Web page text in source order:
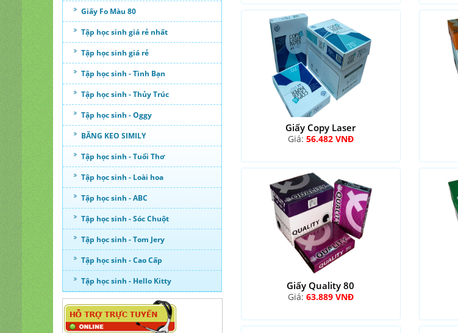
Giấy Fo Màu 80
Tập học sinh giá rẻ nhất
Tập học sinh giá rẻ
Tập học sinh - Tình Bạn
Tập học sinh - Thủy Trúc
Tập học sinh - Oggy
BĂNG KEO SIMILY
Tập học sinh - Tuổi Thơ
Tập học sinh - Loài hoa
Tập học sinh - ABC
Tập học sinh - Sóc Chuột
Tập học sinh - Tom Jery
Tập học sinh - Cao Cấp
Tập học sinh - Hello Kitty
Giấy Copy Laser
Giá: 56.482 VNĐ
Giấy Quality 80
Giá: 63.889 VNĐ